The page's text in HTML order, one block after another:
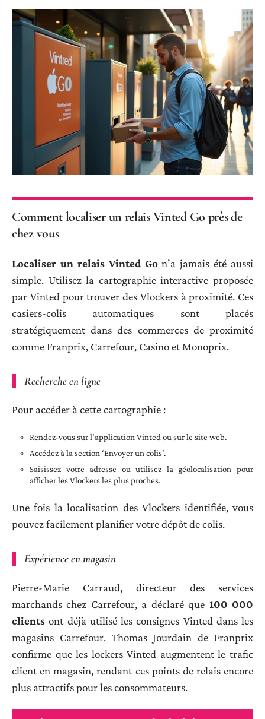
Comment localiser un relais Vinted Go près de
chez vous
Localiser un relais Vinted Gon’a jamais été aussi
simple. Utilisez la cartographie interactive proposée
par Vinted pour trouver des Vlockers à proximité. Ces
casiers-colis automatiques sont placés
stratégiquement dans des commerces de proximité
comme Franprix, Carrefour, Casino et Monoprix.
Recherche en ligne
Pour accéder à cette cartographie :
Rendez-vous sur l’application Vinted ou sur le site web.
Accédez à la section ‘Envoyer un colis’.
Saisissez votre adresse ou utilisez la géolocalisation pour
afficher les Vlockers les plus proches.
Une fois la localisation des Vlockers identifiée, vous
pouvez facilement planifier votre dépôt de colis.
Expérience en magasin
Pierre-Marie Carraud, directeur des services
marchands chez Carrefour, a déclaré que 100 000
clients ont déjà utilisé les consignes Vinted dans les
magasins Carrefour. Thomas Jourdain de Franprix
confirme que les lockers Vinted augmentent le trafic
client en magasin, rendant ces points de relais encore
plus attractifs pour les consommateurs.